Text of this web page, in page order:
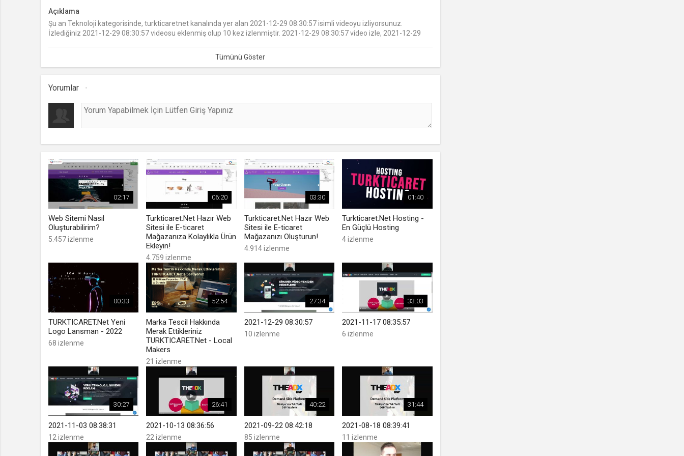
Açıklama
Şu an Teknoloji kategorisinde, turkticaretnet kanalında yer alan 2021-12-29 08:30:57 isimli videoyu izliyorsunuz.
İzlediğiniz 2021-12-29 08:30:57 videosu eklenmiş olup 10 kez izlenmiştir. 2021-12-29 08:30:57 video izle, 2021-12-29
Yorumlar
02:17
Web Sitemi Nasıl
Oluşturabilirim?
5.457 izlenme
06:20
Turkticaret.Net Hazır Web
Sitesi ile E-ticaret
Mağazanıza Kolaylıkla Ürün
Ekleyin!
4.759 izlenme
03:30
Turkticaret.Net Hazır Web
Sitesi ile E-ticaret
Mağazanızı Oluşturun!
4.914 izlenme
01:40
Turkticaret.Net Hosting -
En Güçlü Hosting
4 izlenme
00:33
TURKTICARET.Net Yeni
Logo Lansman - 2022
68 izlenme
52:54
Marka Tescil Hakkında
Merak Ettikleriniz
TURKTICARET.Net - Local
Makers
21 izlenme
27:34
2021-12-29 08:30:57
10 izlenme
33:03
2021-11-17 08:35:57
6 izlenme
30:27
2021-11-03 08:38:31
12 izlenme
26:41
2021-10-13 08:36:56
22 izlenme
40:22
2021-09-22 08:42:18
85 izlenme
31:44
2021-08-18 08:39:41
11 izlenme